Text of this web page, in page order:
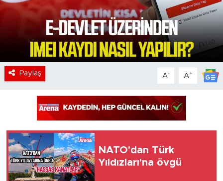
Paylaş A- A+
NATO'dan Türk
Yıldızları'na övgü